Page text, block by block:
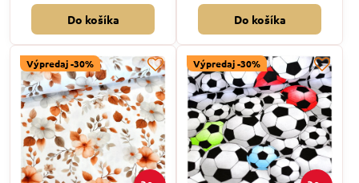
Do košíka Do košíka
Výpredaj -30% Výpredaj -30%